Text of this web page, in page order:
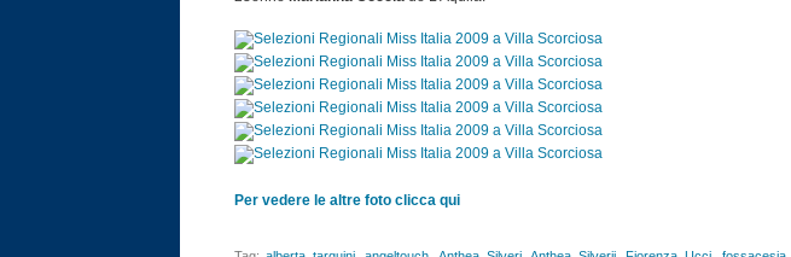
Per vedere le altre foto clicca qui